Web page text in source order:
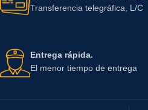
Transferencia telegráfica, L/C
Entrega rápida.
El menor tiempo de entrega